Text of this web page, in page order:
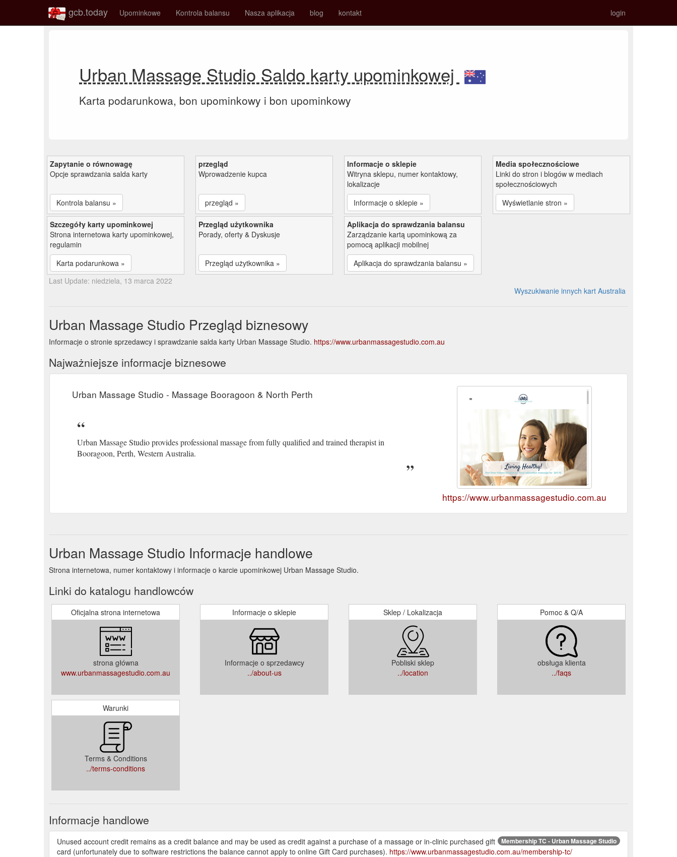
gcb.today Upominkowe Kontrola balansu Nasza aplikacja blog kontakt login
Urban Massage Studio Saldo karty upominkowej
Karta podarunkowa, bon upominkowy i bon upominkowy
Zapytanie o równowagę
Opcje sprawdzania salda karty
Kontrola balansu »
przegląd
Wprowadzenie kupca
przegląd »
Informacje o sklepie
Witryna sklepu, numer kontaktowy,
lokalizacje
Informacje o sklepie »
Media społecznościowe
Linki do stron i blogów w mediach
społecznościowych
Wyświetlanie stron »
Szczegóły karty upominkowej
Strona internetowa karty upominkowej,
regulamin
Karta podarunkowa »
Przegląd użytkownika
Porady, oferty & Dyskusje
Przegląd użytkownika »
Aplikacja do sprawdzania balansu
Zarządzanie kartą upominkową za
pomocą aplikacji mobilnej
Aplikacja do sprawdzania balansu »
Last Update: niedziela, 13 marca 2022
Wyszukiwanie innych kart Australia
Urban Massage Studio Przegląd biznesowy
Informacje o stronie sprzedawcy i sprawdzanie salda karty Urban Massage Studio. https://www.urbanmassagestudio.com.au
Najważniejsze informacje biznesowe
Urban Massage Studio - Massage Booragoon & North Perth
Urban Massage Studio provides professional massage from fully qualified and trained therapist in
Booragoon, Perth, Western Australia.
https://www.urbanmassagestudio.com.au
Urban Massage Studio Informacje handlowe
Strona internetowa, numer kontaktowy i informacje o karcie upominkowej Urban Massage Studio.
Linki do katalogu handlowców
Oficjalna strona internetowa
strona główna
www.urbanmassagestudio.com.au
Informacje o sklepie
Informacje o sprzedawcy
../about-us
Sklep / Lokalizacja
Pobliski sklep
../location
Pomoc & Q/A
obsługa klienta
../faqs
Warunki
Terms & Conditions
../terms-conditions
Informacje handlowe
Membership TC - Urban Massage Studio
Unused account credit remains as a credit balance and may be used as credit against a purchase of a massage or in-clinic purchased gift
card (unfortunately due to software restrictions the balance cannot apply to online Gift Card purchases). https://www.urbanmassagestudio.com.au/membership-tc/